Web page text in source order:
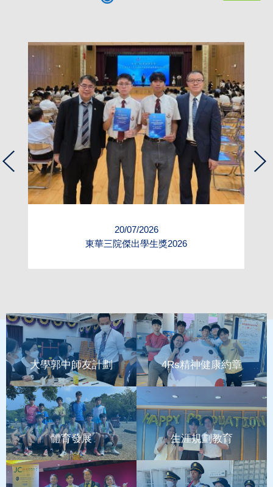
20/07/2026
東華三院傑出學生獎2026
大學郭中師友計劃 4Rs精神健康約章
體育發展 生涯規劃教育